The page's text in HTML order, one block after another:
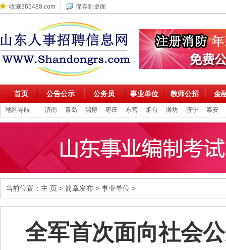
收藏365488.com 保存到桌面
首页 公告公示 公务员 事业单位 教师公招 金
地区导航 济南 青岛 淄博 枣庄 东营 烟台 潍坊 济宁 泰安
当前位置： 主 页 > 简章发布 > 事业单位 >
全军首次面向社会